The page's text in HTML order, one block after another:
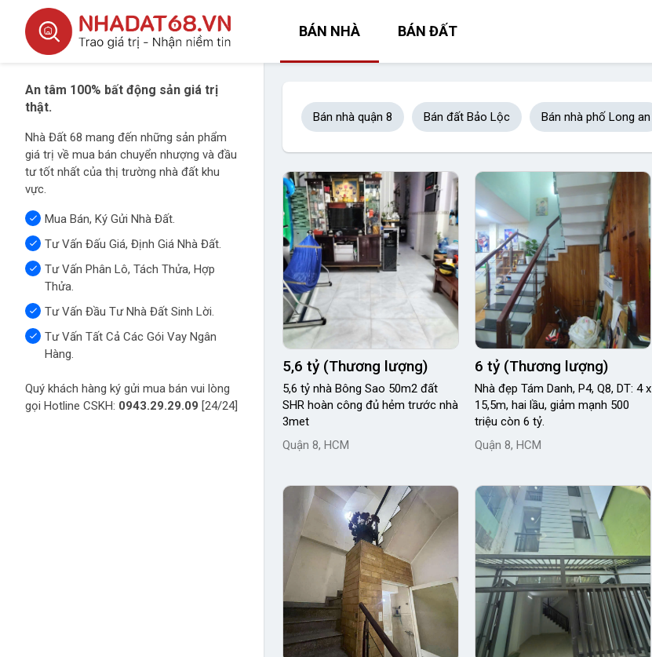
BÁN NHÀ BÁN ĐẤT
An tâm 100% bất động sản giá trị
thật.
Nhà Đất 68 mang đến những sản phẩm
giá trị về mua bán chuyển nhượng và đầu
tư tốt nhất của thị trường nhà đất khu
vực.
Mua Bán, Ký Gửi Nhà Đất.
Tư Vấn Đấu Giá, Định Giá Nhà Đất.
Tư Vấn Phân Lô, Tách Thửa, Hợp
Thửa.
Tư Vấn Đầu Tư Nhà Đất Sinh Lời.
Tư Vấn Tất Cả Các Gói Vay Ngân
Hàng.
Quý khách hàng ký gửi mua bán vui lòng
gọi Hotline CSKH: 0943.29.29.09 [24/24]
Bán nhà quận 8 Bán đất Bảo Lộc Bán nhà phố Long an
5,6 tỷ (Thương lượng)
5,6 tỷ nhà Bông Sao 50m2 đất
SHR hoàn công đủ hẻm trước nhà
3met
Quận 8, HCM
6 tỷ (Thương lượng)
Nhà đẹp Tám Danh, P4, Q8, DT: 4 x
15,5m, hai lầu, giảm mạnh 500
triệu còn 6 tỷ.
Quận 8, HCM